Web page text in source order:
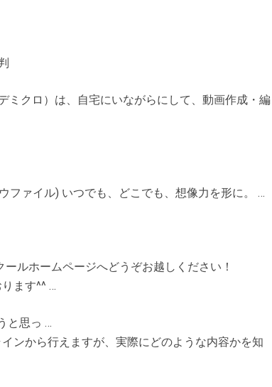
ミクロ）は、自宅にいながらにして、動画作成・編
ファイル) いつでも、どこでも、想像力を形に。 …
ルホームページへどうぞお越しください！
ます^^ …
と思っ …
ンから行えますが、実際にどのような内容かを知